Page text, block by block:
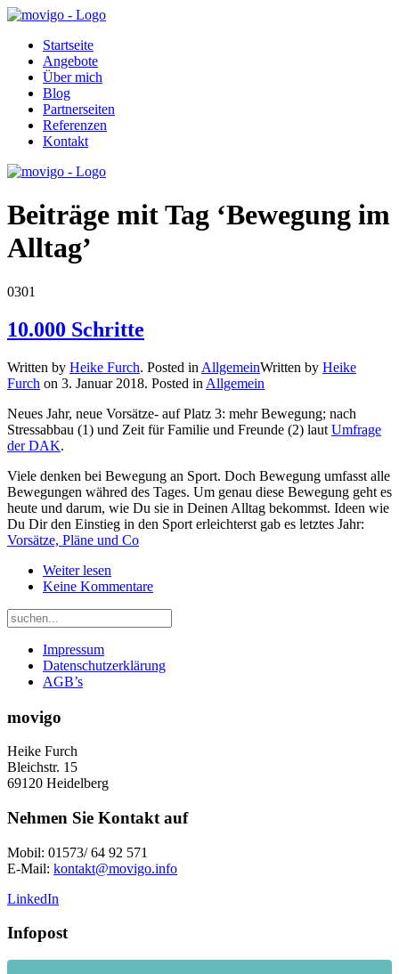
Startseite
Angebote
Über mich
Blog
Partnerseiten
Referenzen
Kontakt
Beiträge mit Tag ‘Bewegung im
Alltag’
0301
10.000 Schritte
Written by Heike Furch. Posted in AllgemeinWritten by Heike
Furch on 3. Januar 2018. Posted in Allgemein
Neues Jahr, neue Vorsätze- auf Platz 3: mehr Bewegung; nach
Stressabbau (1) und Zeit für Familie und Freunde (2) laut Umfrage
der DAK.
Viele denken bei Bewegung an Sport. Doch Bewegung umfasst alle
Bewegungen währed des Tages. Um genau diese Bewegung geht es
heute und darum, wie Du sie in Deinen Alltag bekommst. Ideen wie
Du Dir den Einstieg in den Sport erleichterst gab es letztes Jahr:
Vorsätze, Pläne und Co
Weiter lesen
Keine Kommentare
Impressum
Datenschutzerklärung
AGB’s
movigo
Heike Furch
Bleichstr. 15
69120 Heidelberg
Nehmen Sie Kontakt auf
Mobil: 01573/ 64 92 571
E-Mail: kontakt@movigo.info
LinkedIn
Infopost